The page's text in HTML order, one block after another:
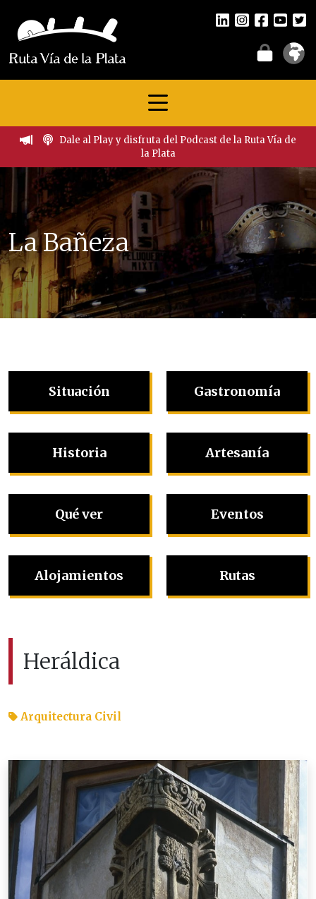
Dale al Play y disfruta del Podcast de la Ruta Vía de
la Plata
La Bañeza
Situación
Historia
Qué ver
Alojamientos
Gastronomía
Artesanía
Eventos
Rutas
Heráldica
Arquitectura Civil